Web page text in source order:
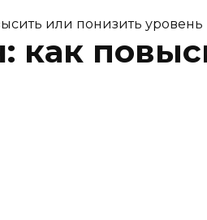
или понизить уровень
как